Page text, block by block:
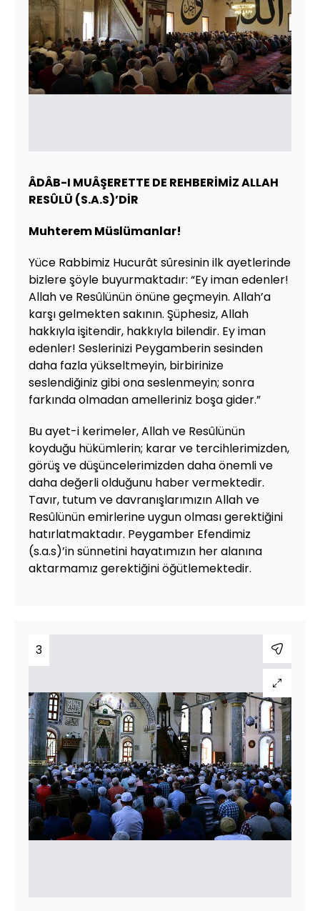
ÂDÂB-I MUÂŞERETTE DE REHBERİMİZ ALLAH
RESÛLÜ (S.A.S)’DİR
Muhterem Müslümanlar!
Yüce Rabbimiz Hucurât sûresinin ilk ayetlerinde
bizlere şöyle buyurmaktadır: “Ey iman edenler!
Allah ve Resûlünün önüne geçmeyin. Allah’a
karşı gelmekten sakının. Şüphesiz, Allah
hakkıyla işitendir, hakkıyla bilendir. Ey iman
edenler! Seslerinizi Peygamberin sesinden
daha fazla yükseltmeyin, birbirinize
seslendiğiniz gibi ona seslenmeyin; sonra
farkında olmadan amelleriniz boşa gider.”
Bu ayet-i kerimeler, Allah ve Resûlünün
koyduğu hükümlerin; karar ve tercihlerimizden,
görüş ve düşüncelerimizden daha önemli ve
daha değerli olduğunu haber vermektedir.
Tavır, tutum ve davranışlarımızın Allah ve
Resûlünün emirlerine uygun olması gerektiğini
hatırlatmaktadır. Peygamber Efendimiz
(s.a.s)’in sünnetini hayatımızın her alanına
aktarmamız gerektiğini öğütlemektedir.
3